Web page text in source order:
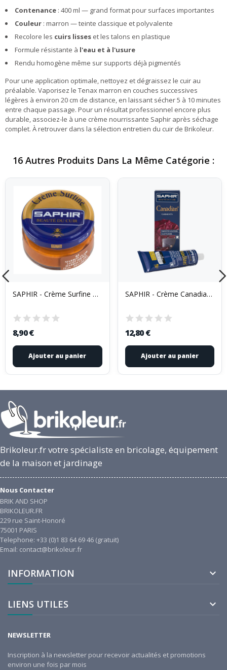
Contenance : 400 ml — grand format pour surfaces importantes
Couleur : marron — teinte classique et polyvalente
Recolore les cuirs lisses et les talons en plastique
Formule résistante à l'eau et à l'usure
Rendu homogène même sur supports déjà pigmentés
Pour une application optimale, nettoyez et dégraissez le cuir au
préalable. Vaporisez le Tenax marron en couches successives
légères à environ 20 cm de distance, en laissant sécher 5 à 10 minutes
entre chaque passage. Pour un résultat professionnel encore plus
durable, associez-le à une crème nourrissante Saphir après séchage
complet. À retrouver dans la sélection entretien du cuir de Brikoleur.
16 Autres Produits Dans La Même Catégorie :
SAPHIR - Crème Surfine Pommadier 50ml beige
8,90 €
Ajouter au panier
SAPHIR - Crème Canadian Tube 75ml cuir naturel
12,80 €
Ajouter au panier
Brikoleur.fr votre spécialiste en bricolage, équipement
de la maison et jardinage
Nous Contacter
BRIK AND SHOP
BRIKOLEUR.FR
229 rue Saint-Honoré
75001 PARIS
Telephone: +33 (0)1 83 64 69 46 (gratuit)
Email: contact@brikoleur.fr
INFORMATION 
LIENS UTILES 
NEWSLETTER
Inscription à la newsletter pour recevoir actualités et promotions
environ une fois par mois